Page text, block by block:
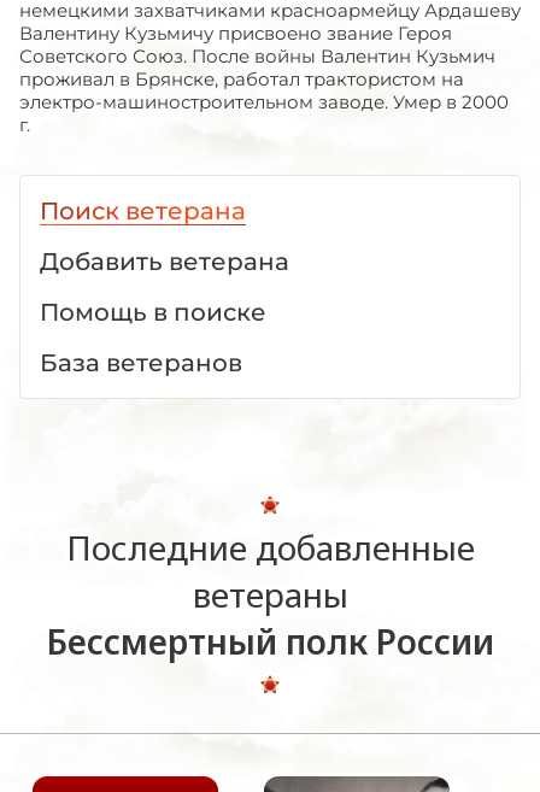
немецкими захватчиками красноармейцу Ардашеву
Валентину Кузьмичу присвоено звание Героя
Советского Союз. После войны Валентин Кузьмич
проживал в Брянске, работал трактористом на
электро-машиностроительном заводе. Умер в 2000
г.
Поиск ветерана
Добавить ветерана
Помощь в поиске
База ветеранов
Последние добавленные
ветераны
Бессмертный полк России